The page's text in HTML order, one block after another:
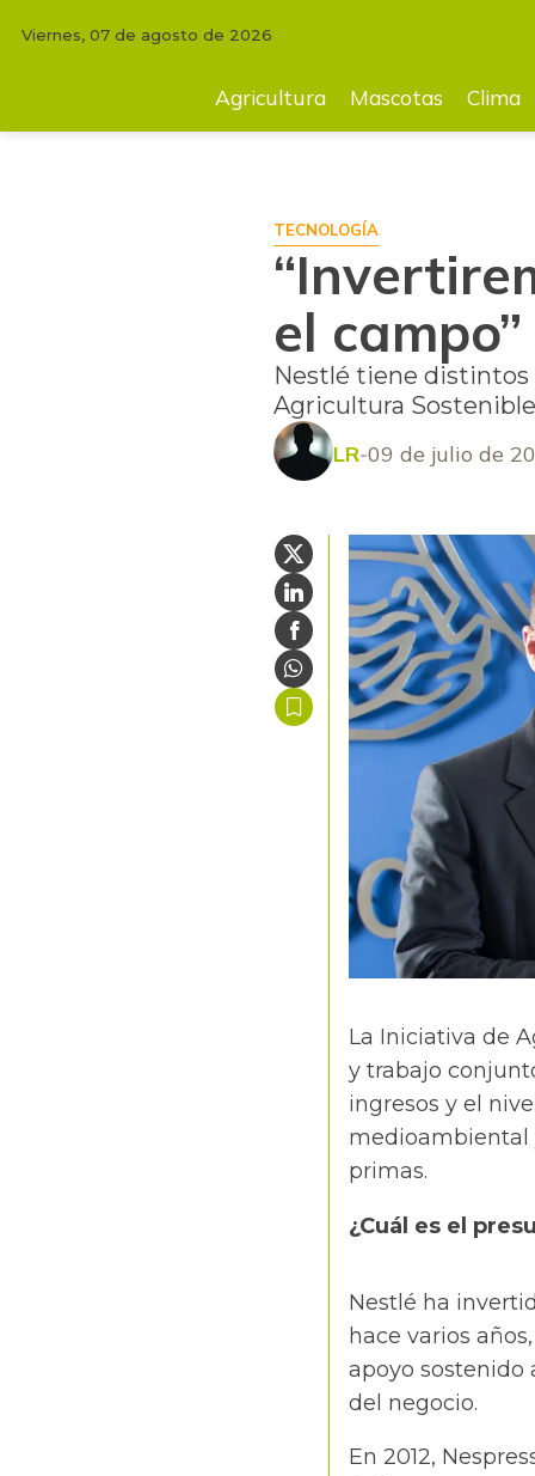
“Invertiremos más de US$50 millones en el
Viernes, 07 de agosto de 2026
Agricultura Mascotas Clima
TECNOLOGÍA
el
Nestlé tiene distintos
Agricultura Sostenible
LR 09 de julio de
La Iniciativa de
y trabajo
ingresos y el
medioambiental
primas.
¿Cuál es el
Nestlé ha
hace varios
apoyo sostenido
del negocio.
En 2012,